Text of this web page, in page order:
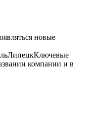
новые
ЛипецкКлючевые
компании и в